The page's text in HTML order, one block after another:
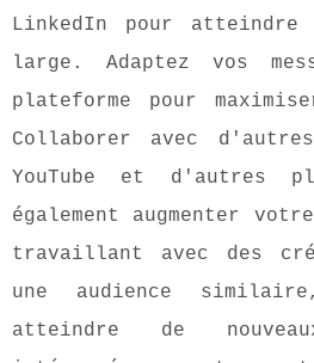
LinkedIn pour
large. Adaptez vos
plateforme pour
Collaborer avec
YouTube et d'autres
également augmenter
travaillant avec des
une audience
atteindre de